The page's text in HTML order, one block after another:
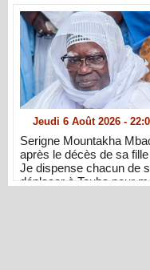
Jeudi 6 Août 2026 -
Serigne Mountakha
après le décès de sa
Je dispense chacun de
déplacer à Touba pour